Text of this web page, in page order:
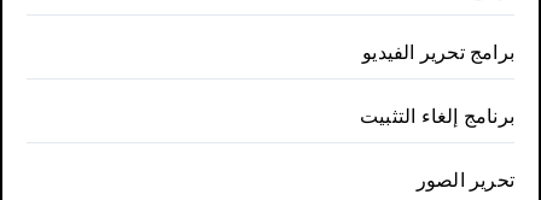
برامج تحرير الفيديو
برنامج إلغاء التثبيت
تحرير الصور